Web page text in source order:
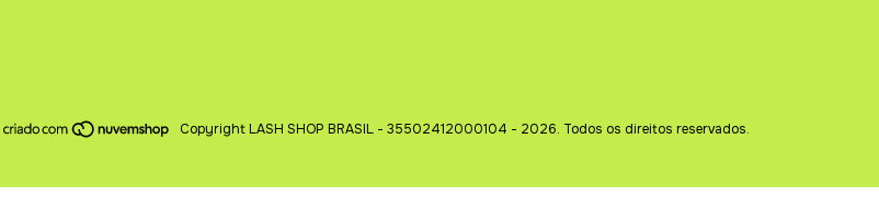
Copyright LASH SHOP BRASIL - 35502412000104 - 2026. Todos os direitos reservados.